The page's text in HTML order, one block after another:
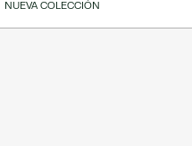
NUEVA COLECCIÓN